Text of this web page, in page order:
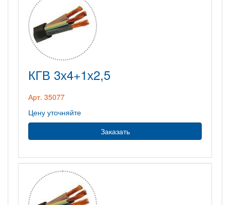
КГВ 3х4+1х2,5
Арт. 35077
Цену уточняйте
Заказать